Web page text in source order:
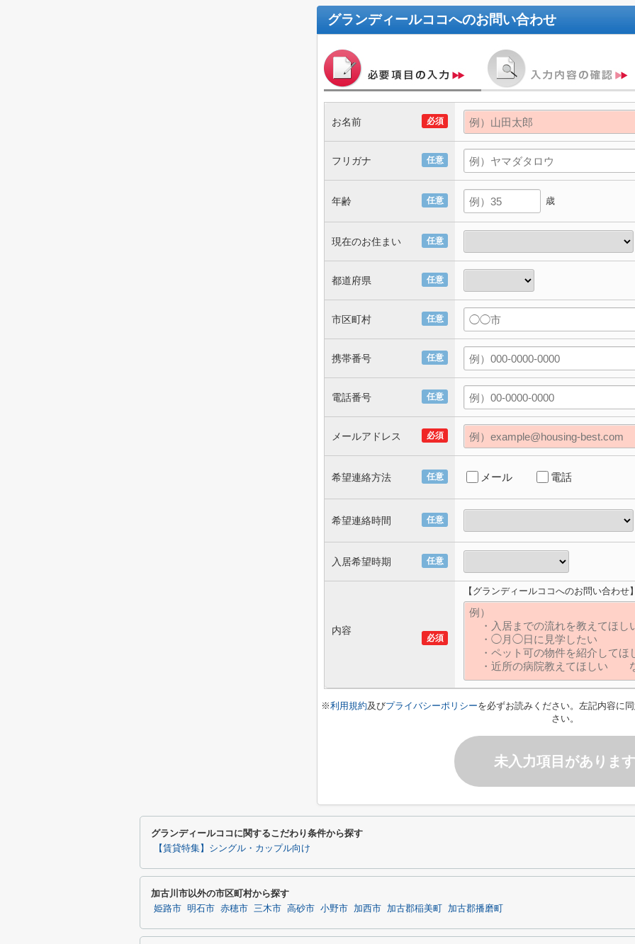
グランディールココへのお問い合わせ
必須
お名前
任意
フリガナ
任意
年齢 歳
任意
現在のお住まい
任意
都道府県
任意
市区町村
任意
携帯番号
任意
電話番号
必須
メールアドレス
任意
希望連絡方法 メール 電話
任意
希望連絡時間
任意
入居希望時期
必須
内容
【グランディールココへのお問い合わせ
※利用規約及びプライバシーポリシーを必ずお読みください。左記内容に
さい。
未入力項目があります
グランディールココに関するこだわり条件から探す
【賃貸特集】シングル・カップル向け
加古川市以外の市区町村から探す
姫路市 明石市 赤穂市 三木市 高砂市 小野市 加西市 加古郡稲美町 加古郡播磨町